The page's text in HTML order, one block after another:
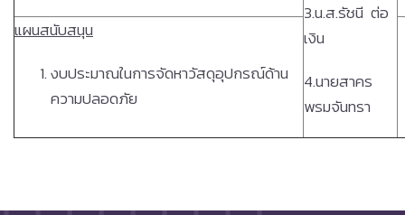
3.น.ส.รัชนี ต่อ
เงิน
4.นายสาคร
พรมจันทรา
แผนสนับสนุน
งบประมาณในการจัดหาวัสดุอุปกรณ์ด้าน
ความปลอดภัย